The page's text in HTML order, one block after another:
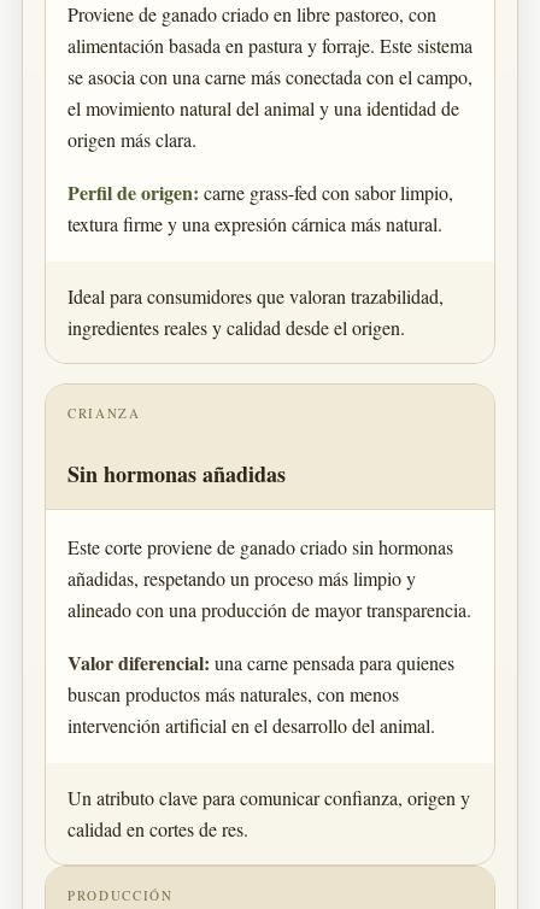
Proviene de ganado criado en libre pastoreo, con
alimentación basada en pastura y forraje. Este sistema
se asocia con una carne más conectada con el campo,
el movimiento natural del animal y una identidad de
origen más clara.
Perfil de origen: carne grass-fed con sabor limpio,
textura firme y una expresión cárnica más natural.
Ideal para consumidores que valoran trazabilidad,
ingredientes reales y calidad desde el origen.
CRIANZA
Sin hormonas añadidas
Este corte proviene de ganado criado sin hormonas
añadidas, respetando un proceso más limpio y
alineado con una producción de mayor transparencia.
Valor diferencial: una carne pensada para quienes
buscan productos más naturales, con menos
intervención artificial en el desarrollo del animal.
Un atributo clave para comunicar confianza, origen y
calidad en cortes de res.
PRODUCCIÓN